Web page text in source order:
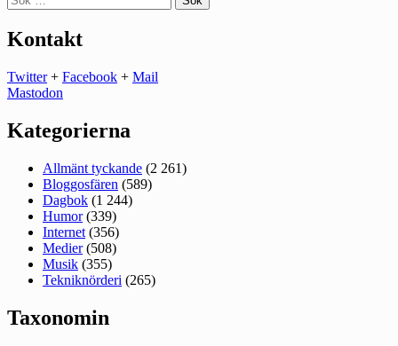
efter:
Kontakt
Twitter+ Facebook + Mail
Mastodon
Kategorierna
Allmänt tyckande (2 261)
Bloggosfären (589)
Dagbok (1 244)
Humor(339)
Internet (356)
Medier(508)
Musik (355)
Tekniknörderi (265)
Taxonomin